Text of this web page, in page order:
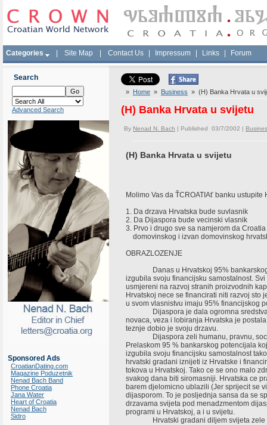
Categories Site Map Contact Us Impressum Links Forum
Search
Advanced Search
Sponsored Ads
CroatianDating.com
Magazine Poduzetnik
Nenad Bach Band
Phone Croatia
Jana Water
Heart of Croatia
Nenad Bach
Sidro
» Home » Business » (H) Banka Hrvata u
(H) Banka Hrvata u svijetu
By Nenad N. Bach | Published 03/7/2002 |
(H) Banka Hrvata u svijetu
Molimo Vas da ŤCROATIAť banku
1. Da drzava Hrvatska bude suvlasnik
2. Da Dijaspora bude vecinski vlasnik
3. Prvo i drugo sve sa namjerom da
domovinskog i izvan domovinskog
OBRAZLOZENJE
Danas u Hrvatskoj 95% bankarskog
izgubila svoju financijsku samostalnost.
usmjereni na razvoj stranih proizvodnih
Hrvatskoj nece se financirati niti razvoj
u svom vlasnistvu imaju 95% financijskog
Dijaspora je dala ogromna sredstva
novaca, veza i lobiranja Hrvatska je
teznje dobio je svoju drzavu.
Dijaspora zeli humanu, pravnu,
Prelaskom 95 % bankarskog potencijala
izgubila svoju financijsku samostalnost
hrvatski gradani iznijeti iz Hrvatske i
tokova u Hrvatskoj. Tako ce se ono malo
svakog dana biti siromasniji. Hrvatska ce
barem djelomicno ublazili (Jer sprijecit se
dijasporom. To je posljednja sansa da se
drzavama svijeta pod menadzmentom
programi u Hrvatskoj, a i u svijetu.
Hrvatski gradani diljem svijeta zele